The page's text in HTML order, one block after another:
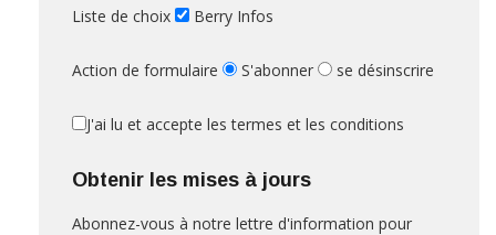
Liste de choix Berry Infos
Action de formulaire S'abonner se désinscrire
J'ai lu et accepte les termes et les conditions
Obtenir les mises à jours
Abonnez-vous à notre lettre d'information pour